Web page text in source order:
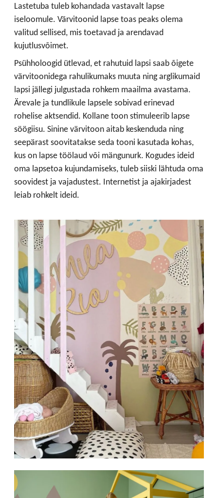
Lastetuba tuleb kohandada vastavalt lapse
iseloomule. Värvitoonid lapse toas peaks olema
valitud sellised, mis toetavad ja arendavad
kujutlusvõimet.
Psühholoogid ütlevad, et rahutuid lapsi saab õigete
värvitoonidega rahulikumaks muuta ning arglikumaid
lapsi jällegi julgustada rohkem maailma avastama.
Ärevale ja tundlikule lapsele sobivad erinevad
rohelise aktsendid. Kollane toon stimuleerib lapse
söögiisu. Sinine värvitoon aitab keskenduda ning
seepärast soovitatakse seda tooni kasutada kohas,
kus on lapse töölaud või mängunurk. Kogudes ideid
oma lapsetoa kujundamiseks, tuleb siiski lähtuda oma
soovidest ja vajadustest. Internetist ja ajakirjadest
leiab rohkelt ideid.